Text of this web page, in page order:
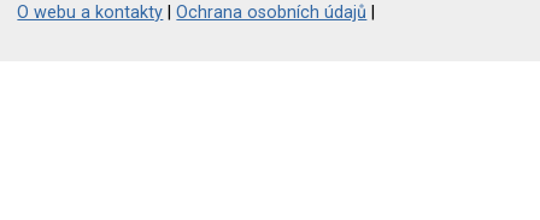
O webu a kontakty |Ochrana osobních údajů